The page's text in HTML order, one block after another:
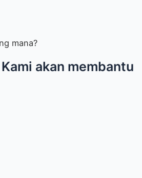
mana?
akan membantu